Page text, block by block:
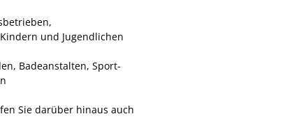
und Jugendlichen
Badeanstalten, Sport-
Sie darüber hinaus auch